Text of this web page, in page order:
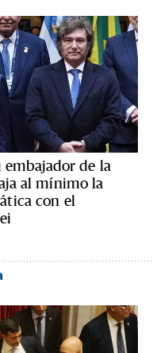
de la
al mínimo la
con el